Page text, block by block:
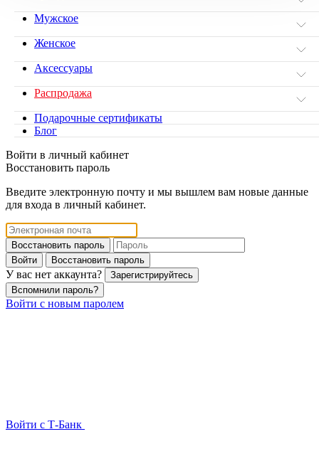
Мужское
Женское
Аксессуары
Распродажа
Подарочные сертификаты
Блог
Войти в личный кабинет
Восстановить пароль
Введите электронную почту и мы вышлем вам новые данные
для входа в личный кабинет.
Восстановить пароль
Войти
Восстановить пароль
У вас нет аккаунта?
Зарегистрируйтесь
Вспомнили пароль?
Войти с новым паролем
Войти с Т-Банк